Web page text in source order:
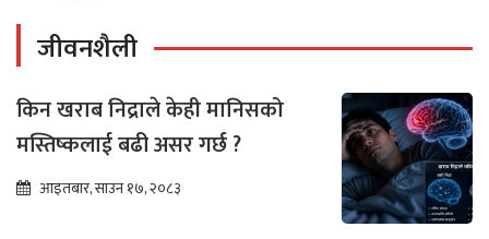
जीवनशैली
किन खराब निद्राले केही मानिसको
मस्तिष्कलाई बढी असर गर्छ ?
आइतबार, साउन १७, २०८३